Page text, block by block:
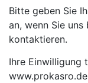
Bitte geben Sie
an, wenn Sie
kontaktieren.
Ihre Einwilligung
www.prokasro.de